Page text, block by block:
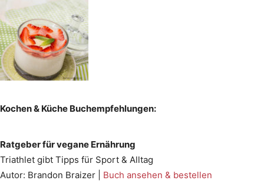
Kochen & Küche Buchempfehlungen:
Ratgeber für vegane Ernährung
Triathlet gibt Tipps für Sport & Alltag
Autor: Brandon Braizer | Buch ansehen & bestellen